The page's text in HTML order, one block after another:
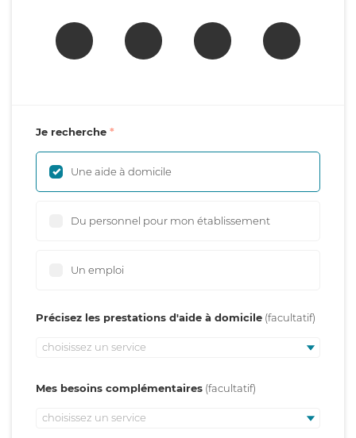
Je recherche
Une aide à domicile
Du personnel pour mon établissement
Un emploi
Précisez les prestations d'aide à domicile
choisissez un service
Mes besoins complémentaires
choisissez un service